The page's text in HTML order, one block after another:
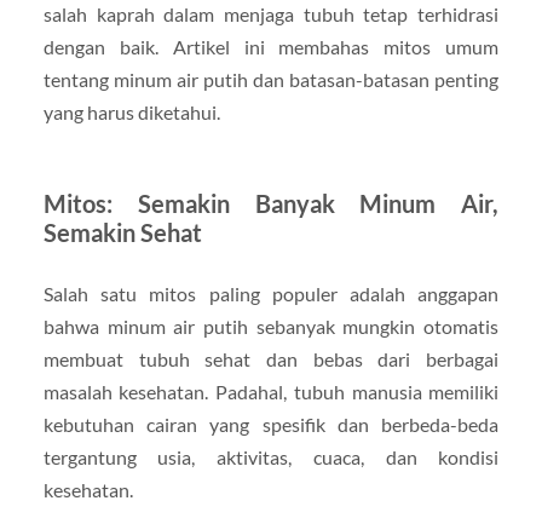
salah kaprah dalam menjaga tubuh tetap terhidrasi
dengan baik. Artikel ini membahas mitos umum
tentang minum air putih dan batasan-batasan penting
yang harus diketahui.
Mitos: Semakin Banyak Minum Air,
Semakin Sehat
Salah satu mitos paling populer adalah anggapan
bahwa minum air putih sebanyak mungkin otomatis
membuat tubuh sehat dan bebas dari berbagai
masalah kesehatan. Padahal, tubuh manusia memiliki
kebutuhan cairan yang spesifik dan berbeda-beda
tergantung usia, aktivitas, cuaca, dan kondisi
kesehatan.